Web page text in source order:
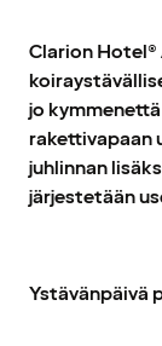
Clarion
jo
rakettivapaan
juhlinnan
järjestetään
Ystävänpäivä